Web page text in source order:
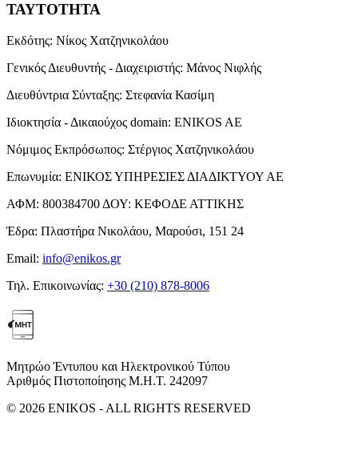
ΤΑΥΤΟΤΗΤΑ
Εκδότης: Νίκος Χατζηνικολάου
Γενικός Διευθυντής - Διαχειριστής: Μάνος Νιφλής
Διευθύντρια Σύνταξης: Στεφανία Κασίμη
Ιδιοκτησία - Δικαιούχος domain: ENIKOS AE
Νόμιμος Εκπρόσωπος: Στέργιος Χατζηνικολάου
Επωνυμία: ΕΝΙΚΟΣ ΥΠΗΡΕΣΙΕΣ ΔΙΑΔΙΚΤΥΟΥ ΑΕ
ΑΦΜ: 800384700 ΔΟΥ: ΚΕΦΟΔΕ ΑΤΤΙΚΗΣ
Έδρα: Πλαστήρα Νικολάου, Μαρούσι, 151 24
Email: info@enikos.gr
Τηλ. Επικοινωνίας: +30 (210) 878-8006
Μητρώο Έντυπου και Ηλεκτρονικού Τύπου
Αριθμός Πιστοποίησης Μ.Η.Τ. 242097
© 2026 ENIKOS - ALL RIGHTS RESERVED